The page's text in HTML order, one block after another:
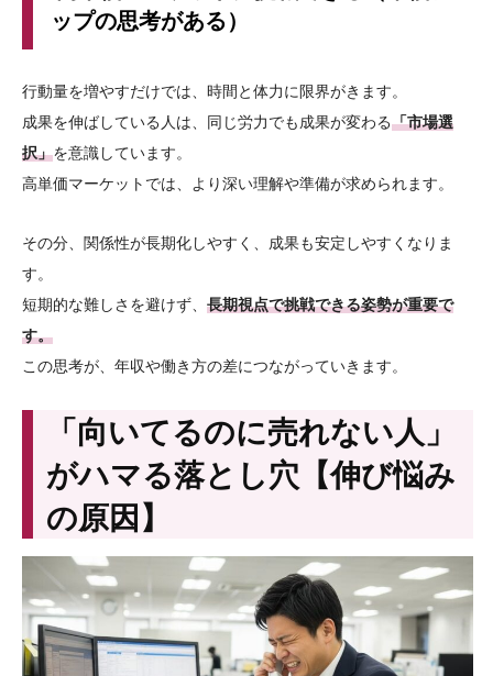
ップの思考がある）
行動量を増やすだけでは、時間と体力に限界がきます。
成果を伸ばしている人は、同じ労力でも成果が変わる「市場選
択」を意識しています。
高単価マーケットでは、より深い理解や準備が求められます。
その分、関係性が長期化しやすく、成果も安定しやすくなりま
す。
短期的な難しさを避けず、 長期視点で挑戦できる姿勢が重要で
す。
この思考が、年収や働き方の差につながっていきます。
「向いてるのに売れない人」
がハマる落とし穴【伸び悩み
の原因】